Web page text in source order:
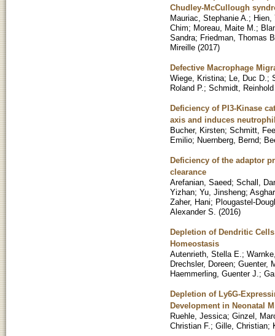
Chudley-McCullough
Mauriac, Stephanie A. ; Hien,
Chim; Moreau, Maite M. ;
Sandra; Friedman, Thomas
Mireille (2017)
Defective Macrophage
Wiege, Kristina; Le, Duc D. ;
Roland P. ; Schmidt,
Deficiency of PI3-Kinase
axis and induces
Bucher, Kirsten; Schmitt, Fee
Emilio; Nuernberg, Bernd;
Deficiency of the adaptor
clearance
Arefanian, Saeed; Schall,
Yizhan; Yu, Jinsheng;
Zaher, Hani; Plougastel-
Alexander S. (2016)
Depletion of Dendritic
Homeostasis
Autenrieth, Stella E. ;
Drechsler, Doreen; Guenter,
Haemmerling, Guenter J. ;
Depletion of Ly6G-
Development in Neonatal
Ruehle, Jessica; Ginzel,
Christian F. ; Gille, Christian;